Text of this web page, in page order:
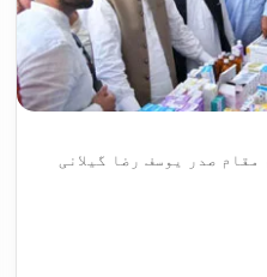
صدر یوسف رضا گیلانی